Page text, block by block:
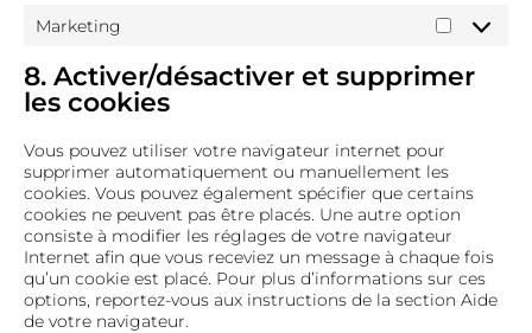
Marketing
8. Activer/désactiver et supprimer
les cookies
Vous pouvez utiliser votre navigateur internet pour
supprimer automatiquement ou manuellement les
cookies. Vous pouvez également spécifier que certains
cookies ne peuvent pas être placés. Une autre option
consiste à modifier les réglages de votre navigateur
Internet afin que vous receviez un message à chaque fois
qu’un cookie est placé. Pour plus d’informations sur ces
options, reportez-vous aux instructions de la section Aide
de votre navigateur.